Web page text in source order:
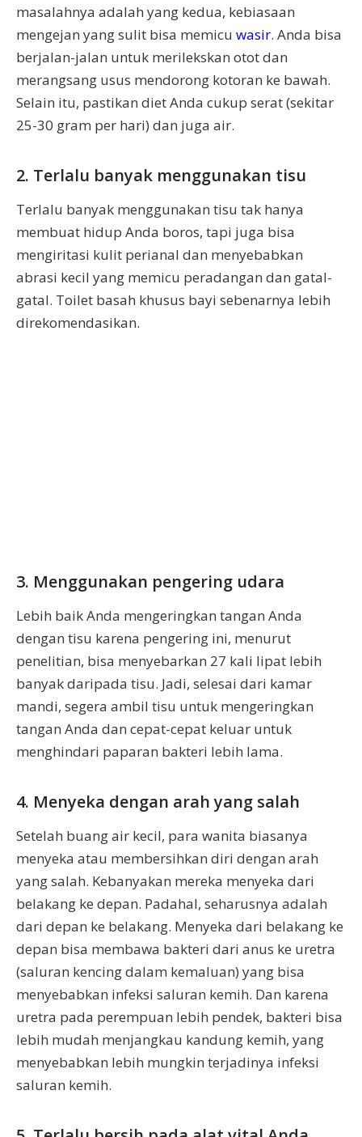
masalahnya adalah yang kedua, kebiasaan
mengejan yang sulit bisa memicu wasir. Anda bisa
berjalan-jalan untuk merilekskan otot dan
merangsang usus mendorong kotoran ke bawah.
Selain itu, pastikan diet Anda cukup serat (sekitar
25-30 gram per hari) dan juga air.
2. Terlalu banyak menggunakan tisu
Terlalu banyak menggunakan tisu tak hanya
membuat hidup Anda boros, tapi juga bisa
mengiritasi kulit perianal dan menyebabkan
abrasi kecil yang memicu peradangan dan gatal-
gatal. Toilet basah khusus bayi sebenarnya lebih
direkomendasikan.
3. Menggunakan pengering udara
Lebih baik Anda mengeringkan tangan Anda
dengan tisu karena pengering ini, menurut
penelitian, bisa menyebarkan 27 kali lipat lebih
banyak daripada tisu. Jadi, selesai dari kamar
mandi, segera ambil tisu untuk mengeringkan
tangan Anda dan cepat-cepat keluar untuk
menghindari paparan bakteri lebih lama.
4. Menyeka dengan arah yang salah
Setelah buang air kecil, para wanita biasanya
menyeka atau membersihkan diri dengan arah
yang salah. Kebanyakan mereka menyeka dari
belakang ke depan. Padahal, seharusnya adalah
dari depan ke belakang. Menyeka dari belakang ke
depan bisa membawa bakteri dari anus ke uretra
(saluran kencing dalam kemaluan) yang bisa
menyebabkan infeksi saluran kemih. Dan karena
uretra pada perempuan lebih pendek, bakteri bisa
lebih mudah menjangkau kandung kemih, yang
menyebabkan lebih mungkin terjadinya infeksi
saluran kemih.